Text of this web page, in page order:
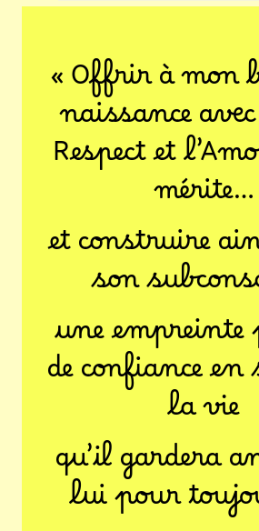
« Offrir à mon
naissance
Respect et
mérite…
et construire
son
une empreinte
de confiance en
la vie
qu’il gardera
lui pour